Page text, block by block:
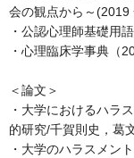
会の観点から～(2019
・公認心理師基礎用
・心理臨床学事典（
＜論文＞
・大学におけるハラ
的研究/千賀則史，葛
・大学のハラスメン